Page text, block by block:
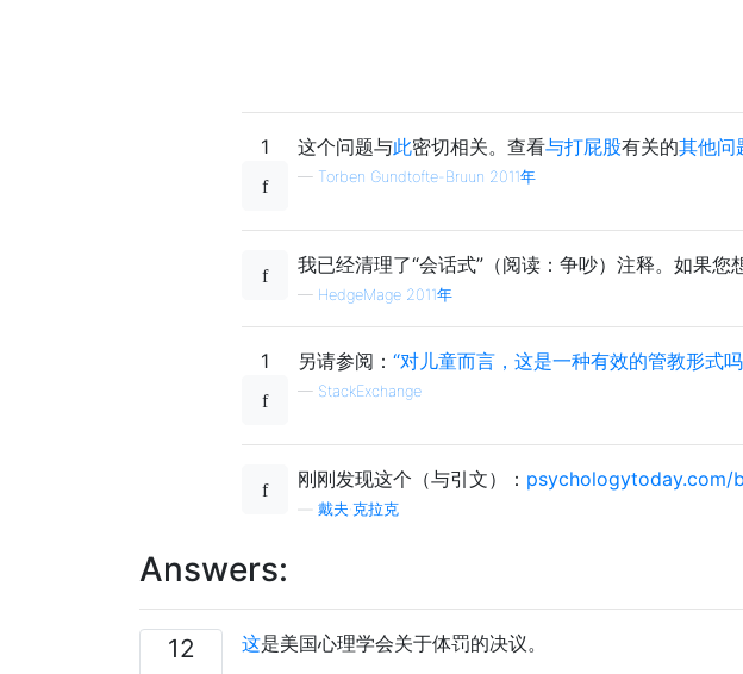
1 这个问题与此密切相关。查看与打屁股有关的其他问
— Torben Gundtofte-Bruun 2011年
我已经清理了“会话式”（阅读：争吵）注释。如果您
— HedgeMage 2011年
1 另请参阅： “对儿童而言，这是一种有效的管教形式
— StackExchange
刚刚发现这个（与引文）： psychologytoday.com/
戴夫·克拉克
Answers:
12 这是美国心理学会关于体罚的决议。